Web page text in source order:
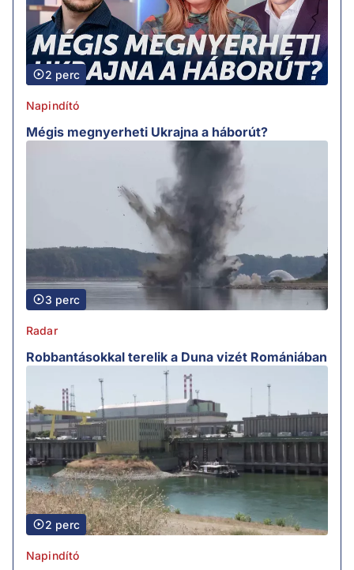
2 perc
Napindító
Mégis megnyerheti Ukrajna a háborút?
3 perc
Radar
Robbantásokkal terelik a Duna vizét Romániában
2 perc
Napindító